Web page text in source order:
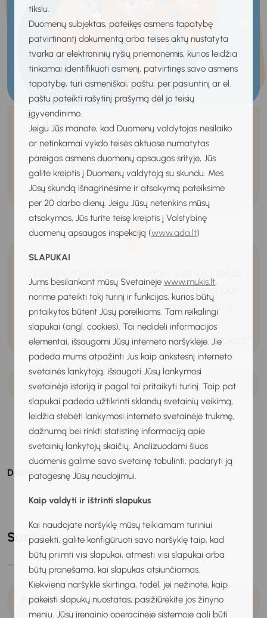
tikslu.
Duomenų subjektas, pateikęs asmens tapatybę
patvirtinantį dokumentą arba teisės aktų nustatyta
tvarka ar elektroninių ryšių priemonėmis, kurios leidžia
tinkamai identifikuoti asmenį, patvirtinęs savo asmens
tapatybę, turi asmeniškai, paštu, per pasiuntinį ar el.
paštu pateikti rašytinį prašymą dėl jo teisių
įgyvendinimo.
Jeigu Jūs manote, kad Duomenų valdytojas nesilaiko
ar netinkamai vykdo teisės aktuose numatytas
pareigas asmens duomenų apsaugos srityje, Jūs
galite kreiptis į Duomenų valdytoją su skundu. Mes
Jūsų skundą išnagrinėsime ir atsakymą pateiksime
per 20 darbo dienų. Jeigu Jūsų netenkins mūsų
atsakymas, Jūs turite teisę kreiptis į Valstybinę
duomenų apsaugos inspekciją (www.ada.lt)
SLAPUKAI
Jums besilankant mūsų Svetainėje www.mukis.lt,
norime pateikti tokį turinį ir funkcijas, kurios būtų
pritaikytos būtent Jūsų poreikiams. Tam reikalingi
slapukai (angl. cookies). Tai nedideli informacijos
elementai, išsaugomi Jūsų interneto naršyklėje. Jie
padeda mums atpažinti Jus kaip ankstesnį interneto
svetainės lankytoją, išsaugoti Jūsų lankymosi
svetainėje istoriją ir pagal tai pritaikyti turinį. Taip pat
slapukai padeda užtikrinti sklandų svetainių veikimą,
leidžia stebėti lankymosi interneto svetainėje trukmę,
dažnumą bei rinkti statistinę informaciją apie
svetainių lankytojų skaičių. Analizuodami šiuos
duomenis galime savo svetainę tobulinti, padaryti ją
patogesnę Jūsų naudojimui.
Kaip valdyti ir ištrinti slapukus
Kai naudojate naršyklę mūsų teikiamam turiniui
pasiekti, galite konfigūruoti savo naršyklę taip, kad
būtų priimti visi slapukai, atmesti visi slapukai arba
būtų pranešama, kai slapukas atsiunčiamas.
Kiekviena naršyklė skirtinga, todėl, jei nežinote, kaip
pakeisti slapukų nuostatas, pasižiūrėkite jos žinyno
meniu. Jūsų įrenginio operacinėje sistemoje gali būti
Įdomu!
Tyrimai rodo, kad žmonės 33 proc.
lengviau
pasiekia savo tikslus, jei juos užsirašo.
akimirka, prieš pat valgant, kai būna dar
smagiau, tik Pūkuotukas nežino, kaip ji
vadinasi.“
- A. A. Milne „Mikė Pūkuotukas“
Apie ką kalba Mikė Pūkuotukas?
Skaitykite toliau
Dalintis:
Susijusios nuorodos
Pažiūrėk, apie ką svajoja vaikai